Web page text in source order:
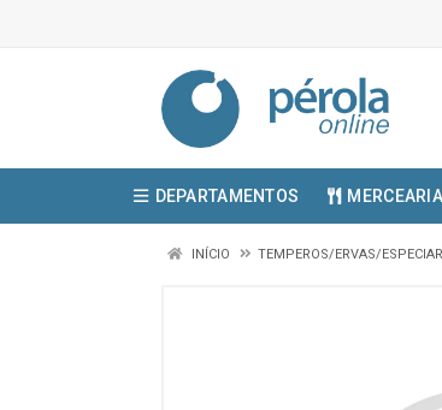
DEPARTAMENTOS MERCEARIA
INÍCIO TEMPEROS/ERVAS/